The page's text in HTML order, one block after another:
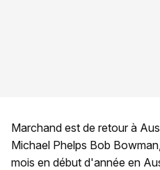
Marchand est de retour à
Michael Phelps Bob
mois en début d'année en